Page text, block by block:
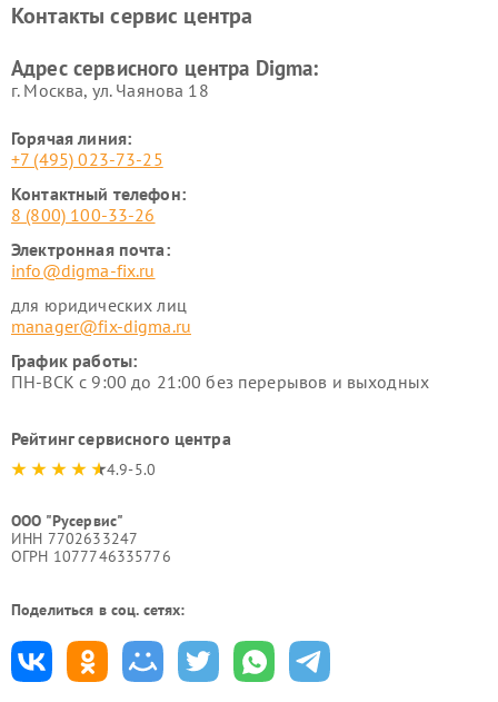
Контакты сервис центра
Адрес сервисного центра Digma:
г. Москва, ул. Чаянова 18
Горячая линия:
+7 (495) 023-73-25
Контактный телефон:
8 (800) 100-33-26
Электронная почта:
info@digma-fix.ru
для юридических лиц
manager@fix-digma.ru
График работы:
ПН-ВСК с 9:00 до 21:00 без перерывов и выходных
Рейтинг сервисного центра
4.9-5.0
ООО "Русервис"
ИНН 7702633247
ОГРН 1077746335776
Поделиться в соц. сетях: